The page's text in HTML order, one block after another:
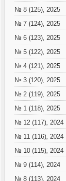
№ 8 (125), 2025
№ 7 (124), 2025
№ 6 (123), 2025
№ 5 (122), 2025
№ 4 (121), 2025
№ 3 (120), 2025
№ 2 (119), 2025
№ 1 (118), 2025
№ 12 (117), 2024
№ 11 (116), 2024
№ 10 (115), 2024
№ 9 (114), 2024
№ 8 (113), 2024